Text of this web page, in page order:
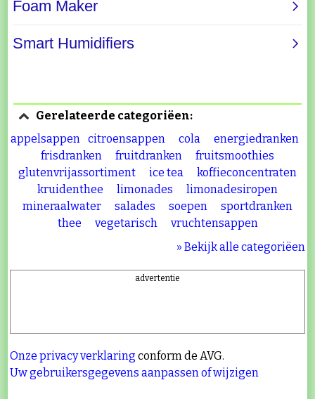
Gerelateerde categoriëen:
appelsappen citroensappen cola
energiedranken
frisdranken
fruitdranken
fruitsmoothies
glutenvrijassortiment
ice tea
koffieconcentraten
kruidenthee
limonades
limonadesiropen
mineraalwater
salades soepen
sportdranken
thee
vegetarisch
vruchtensappen
» Bekijk alle categoriëen
advertentie
Onze privacy verklaring conform de AVG.
Uw gebruikersgegevens aanpassen of wijzigen